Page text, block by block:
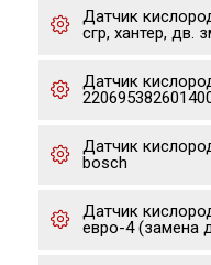
Датчик
сгр, хантер, дв.
Датчик
Датчик
bosch
Датчик
евро-4 (замена